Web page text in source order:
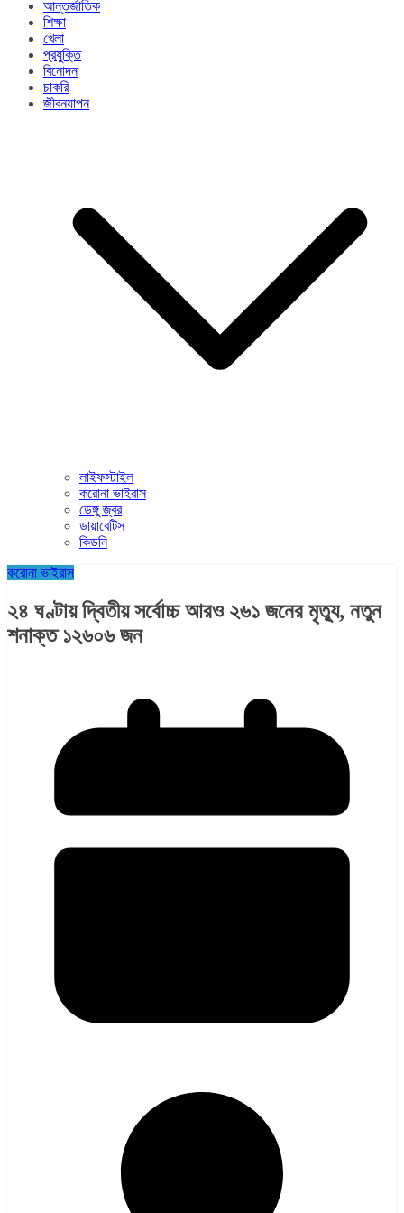
আন্তর্জাতিক
শিক্ষা
খেলা
প্রযুক্তি
বিনোদন
চাকরি
জীবনযাপন
লাইফস্টাইল
করোনা ভাইরাস
ডেঙ্গু জ্বর
ডায়াবেটিস
কিডনি
করোনা ভাইরাস
২৪ ঘণ্টায় দ্বিতীয় সর্বোচ্চ আরও ২৬১ জনের মৃত্যু, নতুন
শনাক্ত ১২৬০৬ জন